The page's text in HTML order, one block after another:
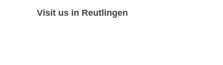
Visit us in Reutlingen